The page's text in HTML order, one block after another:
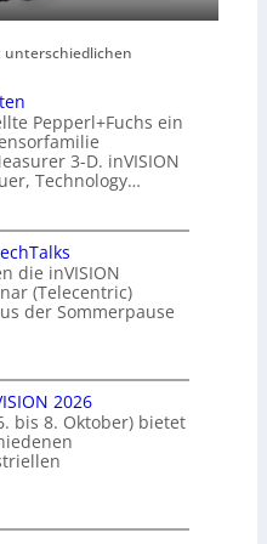
unterschiedlichen
Pepperl+Fuchs ein
3-D. inVISION
Technology…
die inVISION
(Telecentric)
der Sommerpause
2026
bis 8. Oktober) bietet